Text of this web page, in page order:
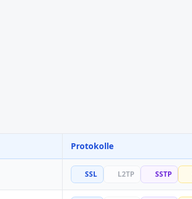
Protokolle
SSL L2TP SSTP